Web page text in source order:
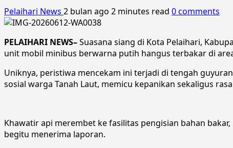
Pelaihari News 2 bulan ago 2 minutes read 0 comments
PELAIHARI NEWS–Suasana siang di Kota Pelaihari,
unit mobil minibus berwarna putih hangus terbakar di
Uniknya, peristiwa mencekam ini terjadi di tengah
sosial warga Tanah Laut, memicu kepanikan sekaligus
Khawatir api merembet ke fasilitas pengisian bahan
begitu menerima laporan.